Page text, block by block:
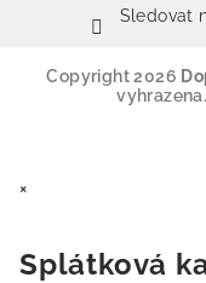
Sledovat
Copyright 2026
vyhrazena.
×
Splátková